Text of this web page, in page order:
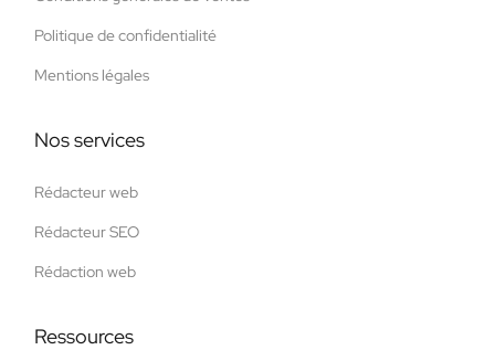
Politique de confidentialité
Mentions légales
Nos services
Rédacteur web
Rédacteur SEO
Rédaction web
Ressources